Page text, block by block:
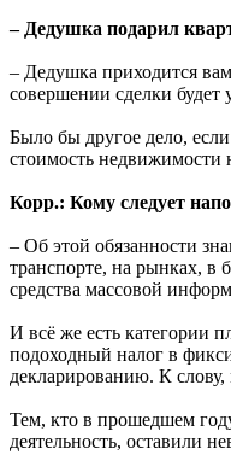
– Дедушка подарил
– Дедушка приходится
совершении сделки будет
Было бы другое дело,
стоимость недвижимости
Корр.: Кому следует
– Об этой обязанности
транспорте, на рынках, в
средства массовой
И всё же есть категории
подоходный налог в
декларированию. К
Тем, кто в прошедшем
деятельность, оставили